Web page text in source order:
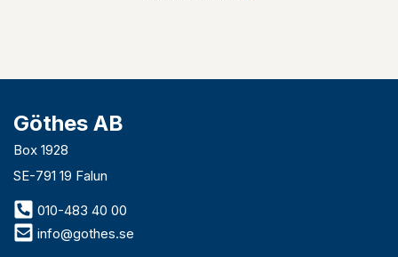
Göthes AB
Box 1928
SE-791 19 Falun
010-483 40 00
info@gothes.se